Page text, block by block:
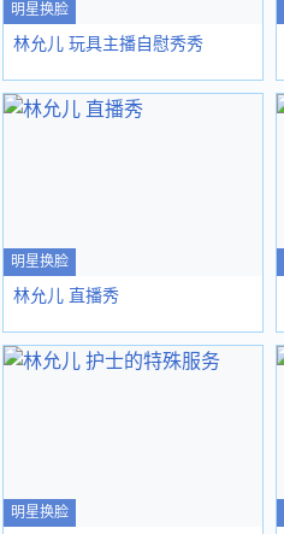
明星换脸
林允儿 玩具主播自慰秀秀
明星换脸
林允儿 直播秀
明星换脸